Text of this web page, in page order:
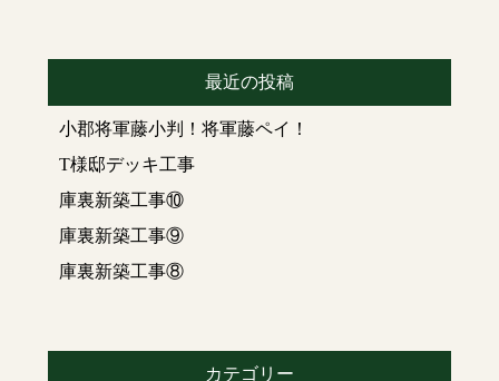
最近の投稿
小郡将軍藤小判！将軍藤ペイ！
T様邸デッキ工事
庫裏新築工事⑩
庫裏新築工事⑨
庫裏新築工事⑧
カテゴリー